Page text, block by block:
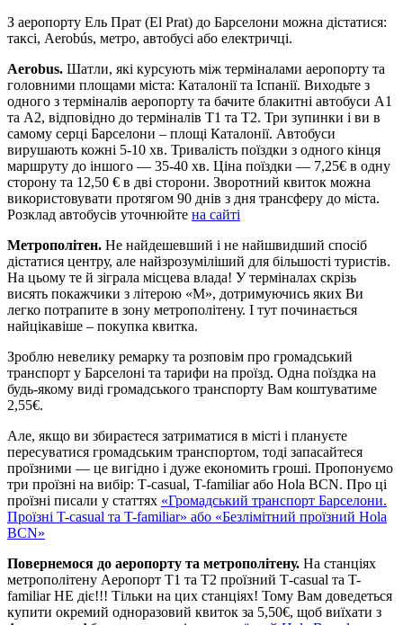
З аеропорту Ель Прат (El Prat) до Барселони можна дістатися:
таксі, Aerobús, метро, ​​автобусі або електричці.
Aerobus. Шатли, які курсують між терміналами аеропорту та
головними площами міста: Каталонії та Іспанії. Виходьте з
одного з терміналів аеропорту та бачите блакитні автобуси А1
та А2, відповідно до терміналів Т1 та Т2. Три зупинки і ви в
самому серці Барселони – площі Каталонії. Автобуси
вирушають кожні 5-10 хв. Тривалість поїздки з одного кінця
маршруту до іншого — 35-40 хв. Ціна поїздки — 7,25€ в одну
сторону та 12,50 € в дві сторони. Зворотний квиток можна
використовувати протягом 90 днів з дня трансферу до міста.
Розклад автобусів уточнюйте на сайті
Метрополітен. Не найдешевший і не найшвидший спосіб
дістатися центру, але найзрозуміліший для більшості туристів.
На цьому те й зіграла місцева влада! У терміналах скрізь
висять покажчики з літерою «М», дотримуючись яких Ви
легко потрапите в зону метрополітену. І тут починається
найцікавіше – покупка квитка.
Зроблю невелику ремарку та розповім про громадський
транспорт у Барселоні та тарифи на проїзд. Одна поїздка на
будь-якому виді громадського транспорту Вам коштуватиме
2,55€.
Але, якщо ви збираєтеся затриматися в місті і плануєте
пересуватися громадським транспортом, тоді запасайтеся
проїзними — це вигідно і дуже економить гроші. Пропонуємо
три проїзні на вибір: Т-casual, T-familiar або Hola BCN. Про ці
проїзні писали у статтях «Громадський транспорт Барселони.
Проїзні T-casual та T-familiar» або «Безлімітний проїзний Hola
BCN»
Повернемося до аеропорту та метрополітену. На станціях
метрополітену Аеропорт Т1 та Т2 проїзний Т-casual та T-
familiar НЕ діє!!! Тільки на цих станціях! Тому Вам доведеться
купити окремий одноразовий квиток за 5,50€, щоб виїхати з